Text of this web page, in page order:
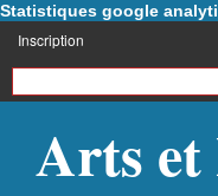
Statistiques google
Inscription
Arts